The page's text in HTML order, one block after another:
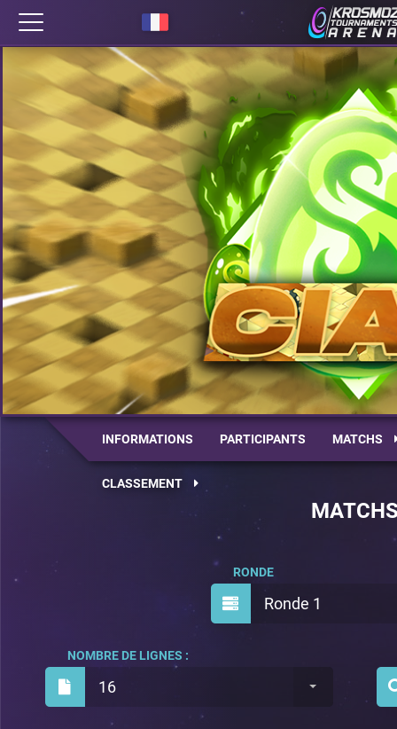
INFORMATIONS PARTICIPANTS MATCHS
CLASSEMENT
Ronde 1
RONDE
16
NOMBRE DE LIGNES :